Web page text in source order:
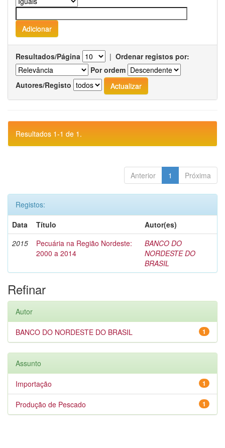
Resultados/Página | Ordenar registos por:
Por ordem
Autores/Registo
Resultados 1-1 de 1.
Anterior 1 Próxima
Registos:
Data
Título
Autor(es)
2015
Pecuária na Região Nordeste:
2000 a 2014
BANCO DO
NORDESTE DO
BRASIL
Refinar
Autor
1
BANCO DO NORDESTE DO BRASIL
Assunto
1
Importação
1
Produção de Pescado